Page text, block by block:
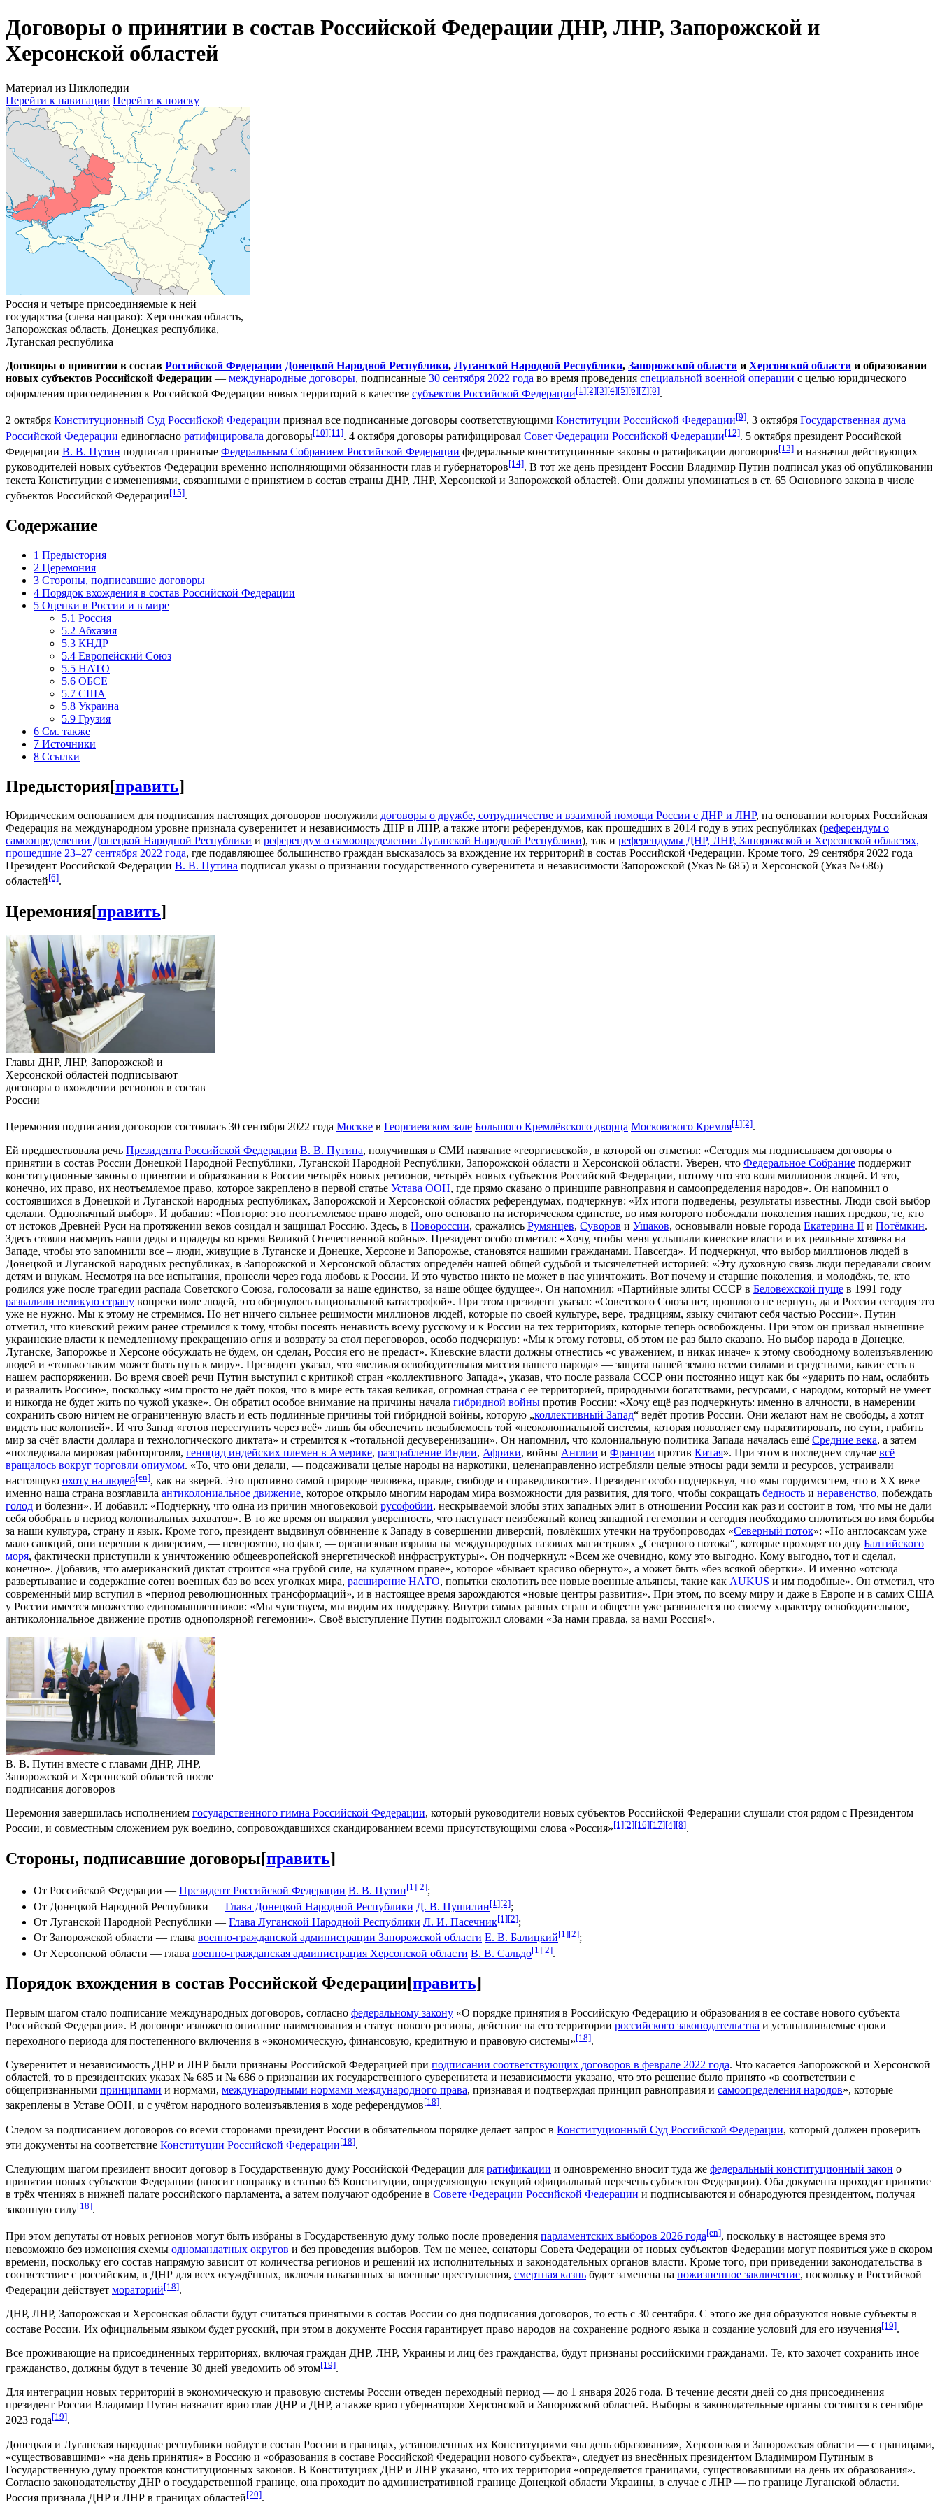
Договоры о принятии в состав Российской Федерации ДНР, ЛНР, Запорожской и
Херсонской областей
Материал из Циклопедии
Перейти к навигации Перейти к поиску
Россия и четыре присоединяемые к ней
государства (слева направо): Херсонская область,
Запорожская область, Донецкая республика,
Луганская республика
Договоры о принятии в состав Российской Федерации Донецкой Народной Республики, Луганской Народной Республики, Запорожской области и Херсонской области и образовании
новых субъектов Российской Федерации — международные договоры, подписанные 30 сентября 2022 года во время проведения специальной военной операции с целью юридического
оформления присоединения к Российской Федерации новых территорий в качестве субъектов Российской Федерации[1][2][3][4][5][6][7][8].
2 октября Конституционный Суд Российской Федерации признал все подписанные договоры соответствующими Конституции Российской Федерации[9]. 3 октября Государственная дума
Российской Федерации единогласно ратифицировала договоры[10][11]. 4 октября договоры ратифицировал Совет Федерации Российской Федерации[12]. 5 октября президент Российской
Федерации В. В. Путин подписал принятые Федеральным Собранием Российской Федерации федеральные конституционные законы о ратификации договоров[13] и назначил действующих
руководителей новых субъектов Федерации временно исполняющими обязанности глав и губернаторов[14]. В тот же день президент России Владимир Путин подписал указ об опубликовании
текста Конституции с изменениями, связанными с принятием в состав страны ДНР, ЛНР, Херсонской и Запорожской областей. Они должны упоминаться в ст. 65 Основного закона в числе
субъектов Российской Федерации[15].
Содержание
1 Предыстория
2 Церемония
3 Стороны, подписавшие договоры
4 Порядок вхождения в состав Российской Федерации
5 Оценки в России и в мире
5.1 Россия
5.2 Абхазия
5.3 КНДР
5.4 Европейский Союз
5.5 НАТО
5.6 ОБСЕ
5.7 США
5.8 Украина
5.9 Грузия
6 См. также
7 Источники
8 Ссылки
Предыстория[править]
Юридическим основанием для подписания настоящих договоров послужили договоры о дружбе, сотрудничестве и взаимной помощи России с ДНР и ЛНР, на основании которых Российская
Федерация на международном уровне признала суверенитет и независимость ДНР и ЛНР, а также итоги референдумов, как прошедших в 2014 году в этих республиках (референдум о
самоопределении Донецкой Народной Республики и референдум о самоопределении Луганской Народной Республики), так и референдумы ДНР, ЛНР, Запорожской и Херсонской областях,
прошедшие 23–27 сентября 2022 года, где подавляющее большинство граждан высказалось за вхождение их территорий в состав Российской Федерации. Кроме того, 29 сентября 2022 года
Президент Российской Федерации В. В. Путина подписал указы о признании государственного суверенитета и независимости Запорожской (Указ № 685) и Херсонской (Указ № 686)
областей[6].
Церемония[править]
Главы ДНР, ЛНР, Запорожской и
Херсонской областей подписывают
договоры о вхождении регионов в состав
России
Церемония подписания договоров состоялась 30 сентября 2022 года Москве в Георгиевском зале Большого Кремлёвского дворца Московского Кремля[1][2].
Ей предшествовала речь Президента Российской Федерации В. В. Путина, получившая в СМИ название «георгиевской», в которой он отметил: «Сегодня мы подписываем договоры о
принятии в состав России Донецкой Народной Республики, Луганской Народной Республики, Запорожской области и Херсонской области. Уверен, что Федеральное Собрание поддержит
конституционные законы о принятии и образовании в России четырёх новых регионов, четырёх новых субъектов Российской Федерации, потому что это воля миллионов людей. И это,
конечно, их право, их неотъемлемое право, которое закреплено в первой статье Устава ООН, где прямо сказано о принципе равноправия и самоопределения народов». Он напомнил о
состоявшихся в Донецкой и Луганской народных республиках, Запорожской и Херсонской областях референдумах, подчеркнув: «Их итоги подведены, результаты известны. Люди свой выбор
сделали. Однозначный выбор». И добавив: «Повторю: это неотъемлемое право людей, оно основано на историческом единстве, во имя которого побеждали поколения наших предков, те, кто
от истоков Древней Руси на протяжении веков созидал и защищал Россию. Здесь, в Новороссии, сражались Румянцев, Суворов и Ушаков, основывали новые города Екатерина II и Потёмкин.
Здесь стояли насмерть наши деды и прадеды во время Великой Отечественной войны». Президент особо отметил: «Хочу, чтобы меня услышали киевские власти и их реальные хозяева на
Западе, чтобы это запомнили все – люди, живущие в Луганске и Донецке, Херсоне и Запорожье, становятся нашими гражданами. Навсегда». И подчеркнул, что выбор миллионов людей в
Донецкой и Луганской народных республиках, в Запорожской и Херсонской областях определён нашей общей судьбой и тысячелетней историей: «Эту духовную связь люди передавали своим
детям и внукам. Несмотря на все испытания, пронесли через года любовь к России. И это чувство никто не может в нас уничтожить. Вот почему и старшие поколения, и молодёжь, те, кто
родился уже после трагедии распада Советского Союза, голосовали за наше единство, за наше общее будущее». Он напомнил: «Партийные элиты СССР в Беловежской пуще в 1991 году
развалили великую страну вопреки воле людей, это обернулось национальной катастрофой». При этом президент указал: «Советского Союза нет, прошлого не вернуть, да и России сегодня это
уже не нужно. Мы к этому не стремимся. Но нет ничего сильнее решимости миллионов людей, которые по своей культуре, вере, традициям, языку считают себя частью России». Путин
отметил, что киевский режим ранее стремился к тому, чтобы посеять ненависть всему русскому и к России на тех территориях, которые теперь освобождены. При этом он призвал нынешние
украинские власти к немедленному прекращению огня и возврату за стол переговоров, особо подчеркнув: «Мы к этому готовы, об этом не раз было сказано. Но выбор народа в Донецке,
Луганске, Запорожье и Херсоне обсуждать не будем, он сделан, Россия его не предаст». Киевские власти должны отнестись «с уважением, и никак иначе» к этому свободному волеизъявлению
людей и «только таким может быть путь к миру». Президент указал, что «великая освободительная миссия нашего народа» — защита нашей землю всеми силами и средствами, какие есть в
нашем распоряжении. Во время своей речи Путин выступил с критикой стран «коллективного Запада», указав, что после развала СССР они постоянно ищут как бы «ударить по нам, ослабить
и развалить Россию», поскольку «им просто не даёт покоя, что в мире есть такая великая, огромная страна с ее территорией, природными богатствами, ресурсами, с народом, который не умеет
и никогда не будет жить по чужой указке». Он обратил особое внимание на причины начала гибридной войны против России: «Хочу ещё раз подчеркнуть: именно в алчности, в намерении
сохранить свою ничем не ограниченную власть и есть подлинные причины той гибридной войны, которую „коллективный Запад“ ведёт против России. Они желают нам не свободы, а хотят
видеть нас колонией». И что Запад «готов переступить через всё» лишь бы обеспечить незыблемость той «неоколониальной системы, которая позволяет ему паразитировать, по сути, грабить
мир за счёт власти доллара и технологического диктата» и стремится к «тотальной десуверенизации». Он напомнил, что колониальную политика Запада началась ещё Средние века, а затем
«последовала мировая работорговля, геноцид индейских племен в Америке, разграбление Индии, Африки, войны Англии и Франции против Китая». При этом в последнем случае всё
вращалось вокруг торговли опиумом. «То, что они делали, — подсаживали целые народы на наркотики, целенаправленно истребляли целые этносы ради земли и ресурсов, устраивали
настоящую охоту на людей[en], как на зверей. Это противно самой природе человека, правде, свободе и справедливости». Президент особо подчеркнул, что «мы гордимся тем, что в XX веке
именно наша страна возглавила антиколониальное движение, которое открыло многим народам мира возможности для развития, для того, чтобы сокращать бедность и неравенство, побеждать
голод и болезни». И добавил: «Подчеркну, что одна из причин многовековой русофобии, нескрываемой злобы этих западных элит в отношении России как раз и состоит в том, что мы не дали
себя обобрать в период колониальных захватов». В то же время он выразил уверенность, что наступает неизбежный конец западной гегемонии и сегодня необходимо сплотиться во имя борьбы
за наши культура, страну и язык. Кроме того, президент выдвинул обвинение к Западу в совершении диверсий, повлёкших утечки на трубопроводах «Северный поток»: «Но англосаксам уже
мало санкций, они перешли к диверсиям, — невероятно, но факт, — организовав взрывы на международных газовых магистралях „Северного потока“, которые проходят по дну Балтийского
моря, фактически приступили к уничтожению общеевропейской энергетической инфраструктуры». Он подчеркнул: «Всем же очевидно, кому это выгодно. Кому выгодно, тот и сделал,
конечно». Добавив, что американский диктат строится «на грубой силе, на кулачном праве», которое «бывает красиво обернуто», а может быть «без всякой обертки». И именно «отсюда
развертывание и содержание сотен военных баз во всех уголках мира, расширение НАТО, попытки сколотить все новые военные альянсы, такие как AUKUS и им подобные». Он отметил, что
современный мир вступил в «период революционных трансформаций», и в настоящее время зарождаются «новые центры развития». При этом, по всему миру и даже в Европе и в самих США
у России имеется множество единомышленников: «Мы чувствуем, мы видим их поддержку. Внутри самых разных стран и обществ уже развивается по своему характеру освободительное,
антиколониальное движение против однополярной гегемонии». Своё выступление Путин подытожил словами «За нами правда, за нами Россия!».
В. В. Путин вместе с главами ДНР, ЛНР,
Запорожской и Херсонской областей после
подписания договоров
Церемония завершилась исполнением государственного гимна Российской Федерации, который руководители новых субъектов Российской Федерации слушали стоя рядом с Президентом
России, и совместным сложением рук воедино, сопровождавшихся скандированием всеми присутствующими слова «Россия»[1][2][16][17][4][8].
Стороны, подписавшие договоры[править]
От Российской Федерации — Президент Российской Федерации В. В. Путин[1][2];
От Донецкой Народной Республики — Глава Донецкой Народной Республики Д. В. Пушилин[1][2];
От Луганской Народной Республики — Глава Луганской Народной Республики Л. И. Пасечник[1][2];
От Запорожской области — глава военно-гражданской администрации Запорожской области Е. В. Балицкий[1][2];
От Херсонской области — глава военно-гражданская администрация Херсонской области В. В. Сальдо[1][2].
Порядок вхождения в состав Российской Федерации[править]
Первым шагом стало подписание международных договоров, согласно федеральному закону «О порядке принятия в Российскую Федерацию и образования в ее составе нового субъекта
Российской Федерации». В договоре изложено описание наименования и статус нового региона, действие на его территории российского законодательства и устанавливаемые сроки
переходного периода для постепенного включения в «экономическую, финансовую, кредитную и правовую системы»[18].
Суверенитет и независимость ДНР и ЛНР были признаны Российской Федерацией при подписании соответствующих договоров в феврале 2022 года. Что касается Запорожской и Херсонской
областей, то в президентских указах № 685 и № 686 о признании их государственного суверенитета и независимости указано, что это решение было принято «в соответствии с
общепризнанными принципами и нормами, международными нормами международного права, признавая и подтверждая принцип равноправия и самоопределения народов», которые
закреплены в Уставе ООН, и с учётом народного волеизъявления в ходе референдумов[18].
Следом за подписанием договоров со всеми сторонами президент России в обязательном порядке делает запрос в Конституционный Суд Российской Федерации, который должен проверить
эти документы на соответствие Конституции Российской Федерации[18].
Следующим шагом президент вносит договор в Государственную думу Российской Федерации для ратификации и одновременно вносит туда же федеральный конституционный закон о
принятии новых субъектов Федерации (вносит поправку в статью 65 Конституции, определяющую текущий официальный перечень субъектов Федерации). Оба документа проходят принятие
в трёх чтениях в нижней палате российского парламента, а затем получают одобрение в Совете Федерации Российской Федерации и подписываются и обнародуются президентом, получая
законную силу[18].
При этом депутаты от новых регионов могут быть избраны в Государственную думу только после проведения парламентских выборов 2026 года[en], поскольку в настоящее время это
невозможно без изменения схемы одномандатных округов и без проведения выборов. Тем не менее, сенаторы Совета Федерации от новых субъектов Федерации могут появиться уже в скором
времени, поскольку его состав напрямую зависит от количества регионов и решений их исполнительных и законодательных органов власти. Кроме того, при приведении законодательства в
соответствие с российским, в ДНР для всех осуждённых, включая наказанных за военные преступления, смертная казнь будет заменена на пожизненное заключение, поскольку в Российской
Федерации действует мораторий[18].
ДНР, ЛНР, Запорожская и Херсонская области будут считаться принятыми в состав России со дня подписания договоров, то есть с 30 сентября. С этого же дня образуются новые субъекты в
составе России. Их официальным языком будет русский, при этом в документе Россия гарантирует право народов на сохранение родного языка и создание условий для его изучения[19].
Все проживающие на присоединенных территориях, включая граждан ДНР, ЛНР, Украины и лиц без гражданства, будут признаны российскими гражданами. Те, кто захочет сохранить иное
гражданство, должны будут в течение 30 дней уведомить об этом[19].
Для интеграции новых территорий в экономическую и правовую системы России отведен переходный период — до 1 января 2026 года. В течение десяти дней со дня присоединения
президент России Владимир Путин назначит врио глав ДНР и ДНР, а также врио губернаторов Херсонской и Запорожской областей. Выборы в законодательные органы состоятся в сентябре
2023 года[19].
Донецкая и Луганская народные республики войдут в состав России в границах, установленных их Конституциями «на день образования», Херсонская и Запорожская области — с границами,
«существовавшими» «на день принятия» в Россию и «образования в составе Российской Федерации нового субъекта», следует из внесённых президентом Владимиром Путиным в
Государственную думу проектов конституционных законов. В Конституциях ДНР и ЛНР указано, что их территория «определяется границами, существовавшими на день их образования».
Согласно законодательству ДНР о государственной границе, она проходит по административной границе Донецкой области Украины, в случае с ЛНР — по границе Луганской области.
Россия признала ДНР и ЛНР в границах областей[20].